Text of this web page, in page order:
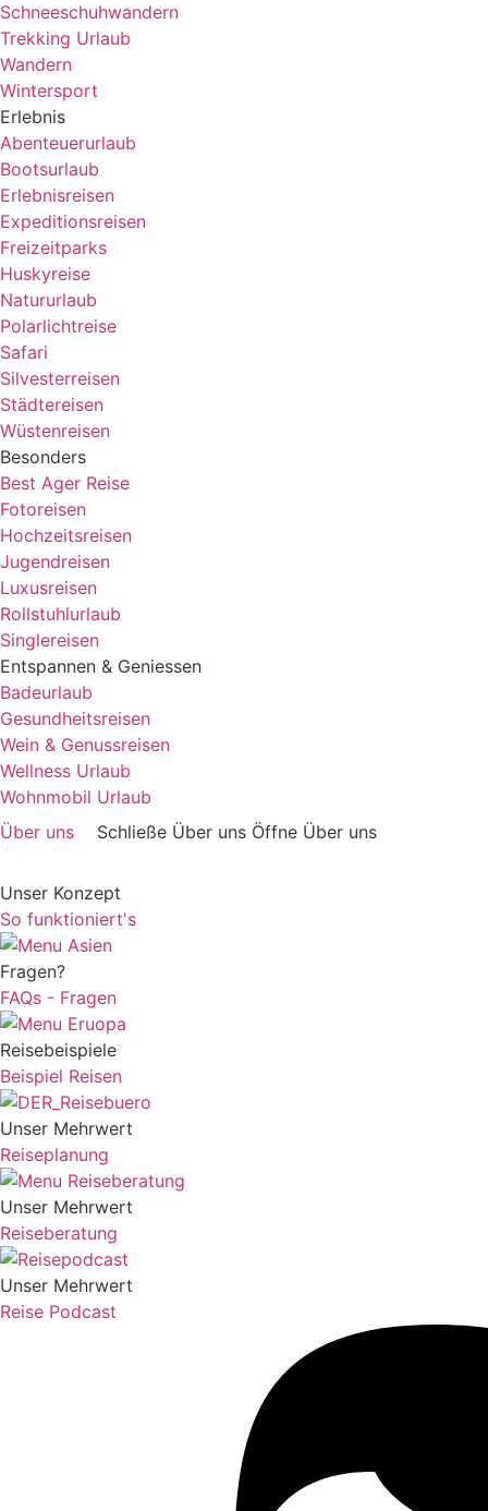
Schneeschuhwandern
Trekking Urlaub
Wandern
Wintersport
Erlebnis
Abenteuerurlaub
Bootsurlaub
Erlebnisreisen
Expeditionsreisen
Freizeitparks
Huskyreise
Natururlaub
Polarlichtreise
Safari
Silvesterreisen
Städtereisen
Wüstenreisen
Besonders
Best Ager Reise
Fotoreisen
Hochzeitsreisen
Jugendreisen
Luxusreisen
Rollstuhlurlaub
Singlereisen
Entspannen & Geniessen
Badeurlaub
Gesundheitsreisen
Wein & Genussreisen
Wellness Urlaub
Wohnmobil Urlaub
Über uns
Schließe Über uns Öffne Über uns
Unser Konzept
So funktioniert's
Fragen?
FAQs - Fragen
Reisebeispiele
Beispiel Reisen
Unser Mehrwert
Reiseplanung
Unser Mehrwert
Reiseberatung
Unser Mehrwert
Reise Podcast